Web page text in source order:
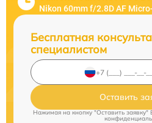
Nikon 60mm f/2.8D AF
Бесплатная
специалистом
Оставить
Нажимая на кнопку "Оставить